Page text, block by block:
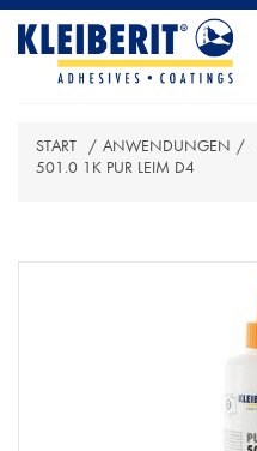
STARTSEITE
PRODUKTE
START / ANWENDUNGEN /
501.0 1K PUR LEIM D4